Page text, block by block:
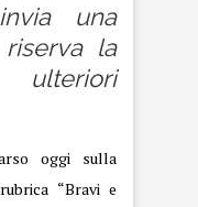
una
la
ulteriori
oggi sulla
“Bravi e